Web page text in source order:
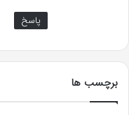
پاسخ
برچسب ها